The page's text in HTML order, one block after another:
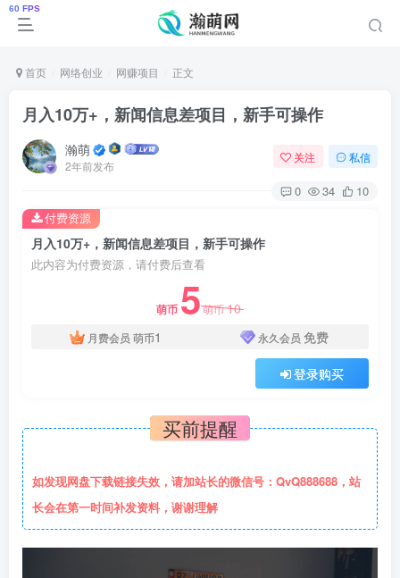
首页 网络创业 网赚项目 正文
月入10万+，新闻信息差项目，新手可操作
瀚萌
2年前发布
关注 私信
0 34 10
月入10万+，新闻信息差项目，新手可操作
此内容为付费资源，请付费后查看
萌币 5萌币10
月费会员 萌币1 永久会员 免费
登录购买
付费资源
买前提醒
如发现网盘下载链接失效，请加站长的微信号：QvQ888688，站
长会在第一时间补发资料，谢谢理解